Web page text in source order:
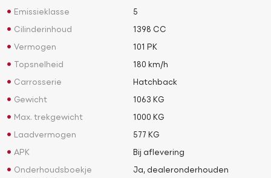
Emissieklasse 5
Cilinderinhoud 1398 CC
Vermogen 101 PK
Topsnelheid 180 km/h
Carrosserie Hatchback
Gewicht 1063 KG
Max. trekgewicht 1000 KG
Laadvermogen 577 KG
APK Bij aflevering
Onderhoudsboekje
Ja, dealeronderhouden